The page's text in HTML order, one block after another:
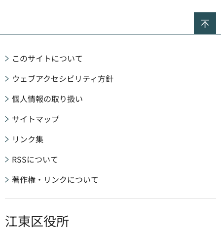
このサイトについて
ウェブアクセシビリティ方針
個人情報の取り扱い
サイトマップ
リンク集
RSSについて
著作権・リンクについて
江東区役所